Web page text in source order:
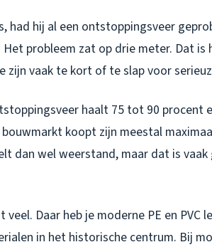
had hij al een ontstoppingsveer
Het probleem zat op drie meter. Dat
zijn vaak te kort of te slap voor
haalt 75 tot 90
koopt zijn meestal
dan wel weerstand, maar dat is
veel. Daar heb je moderne PE en
in het historische centrum. Bij